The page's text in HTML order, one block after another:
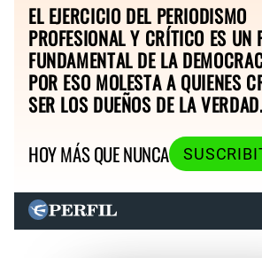
EL EJERCICIO DEL PERIODISMO
PROFESIONAL Y CRÍTICO ES UN
FUNDAMENTAL DE LA
POR ESO MOLESTA A QUIENES
SER LOS DUEÑOS DE LA
HOY MÁS QUE NUNCA